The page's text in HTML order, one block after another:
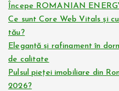
Începe ROMANIAN
Ce sunt Core Web Vitals și
tău?
Eleganță și rafinament în
de calitate
Pulsul pieței imobiliare din
2026?